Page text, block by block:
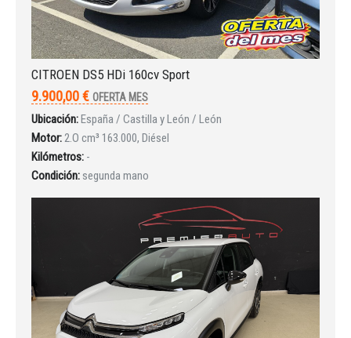
Iniciar sesión
INICIAR SESIÓN
¿Ha olvidado la contraseña?
CITROEN DS5 HDi 160cv Sport
9.900,00 € OFERTA MES
Ubicación:España / Castilla y León / León
Motor:2.O cm³ 163.000, Diésel
Kilómetros: -
Condición: segunda mano